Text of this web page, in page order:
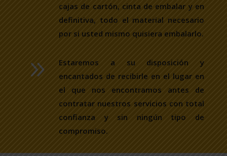
cajas de cartón, cinta de embalar y en
definitiva, todo el material necesario
por si usted mismo quisiera embalarlo.
9
Estaremos a su disposición y
encantados de recibirle en el lugar en
el que nos encontramos antes de
contratar nuestros servicios con total
confianza y sin ningún tipo de
compromiso.